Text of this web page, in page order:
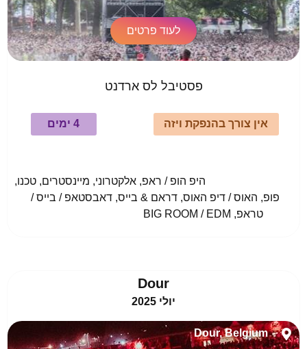
לעוד פרטים
פסטיבל לס ארדנט
אין צורך בהנפקת ויזה 4 ימים
				היפ הופ / ראפ, אלקטרוני, מיינסטרים, טכנו,
פופ, האוס / דיפ האוס, דראם & בייס, דאבסטאפ / בייס /
טראפ, BIG ROOM / EDM
Dour
יולי 2025
Dour, Belgium